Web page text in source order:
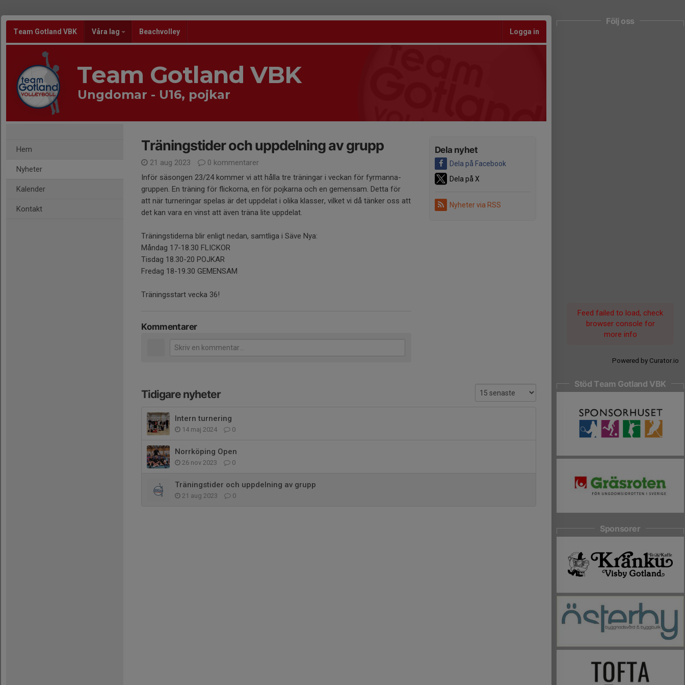
Team Gotland VBK Våra lag Beachvolley Logga in
Team Gotland VBK
Ungdomar - U16, pojkar
Hem
Nyheter
Kalender
Kontakt
Dela nyhet
Dela på Facebook
Dela på X
Nyheter via RSS
Träningstider och uppdelning av grupp
21 aug 2023
0 kommentarer
Inför säsongen 23/24 kommer vi att hålla tre träningar i veckan för fyrmanna-
gruppen. En träning för flickorna, en för pojkarna och en gemensam. Detta för
att när turneringar spelas är det uppdelat i olika klasser, vilket vi då tänker oss att
det kan vara en vinst att även träna lite uppdelat.
Träningstiderna blir enligt nedan, samtliga i Säve Nya:
Måndag 17-18.30 FLICKOR
Tisdag 18.30-20 POJKAR
Fredag 18-19.30 GEMENSAM
Träningsstart vecka 36!
Kommentarer
Tidigare nyheter
Intern turnering
14 maj 2024 0
Norrköping Open
26 nov 2023 0
Träningstider och uppdelning av grupp
21 aug 2023 0
Följ oss
Feed failed to load, check
browser console for
more info
Powered by Curator.io
Stöd Team Gotland VBK
Sponsorer